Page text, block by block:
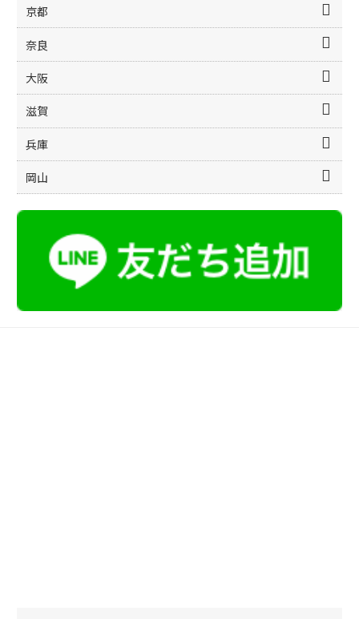
京都
奈良
大阪
滋賀
兵庫
岡山